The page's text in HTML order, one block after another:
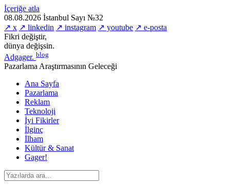
İçeriğe atla
08.08.2026 İstanbul Sayı №32
↗ x ↗ linkedin ↗ instagram ↗ youtube ↗ e-posta
Fikri değiştir,
dünya değişsin.
Adgager. blog
Pazarlama Araştırmasının Geleceği
Ana Sayfa
Pazarlama
Reklam
Teknoloji
İyi Fikirler
İlginç
İlham
Kültür & Sanat
Gager!